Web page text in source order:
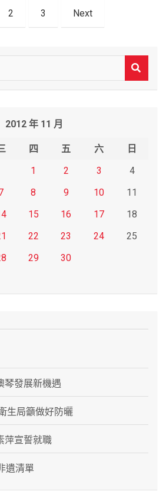
2 3 Next
2012 年 11 月
四 五 六
日
1
2 3
4
8 9 10
11
15 16 17
18
22 23 24
25
29
30
琴發展新機遇
生局籲做好防曬
萍宣誓就職
遺清單